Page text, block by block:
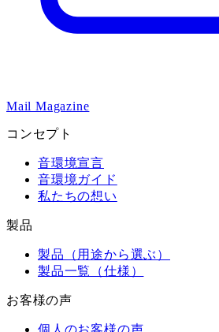
Mail Magazine
コンセプト
音環境宣言
音環境ガイド
私たちの想い
製品
製品（用途から選ぶ）
製品一覧（仕様）
お客様の声